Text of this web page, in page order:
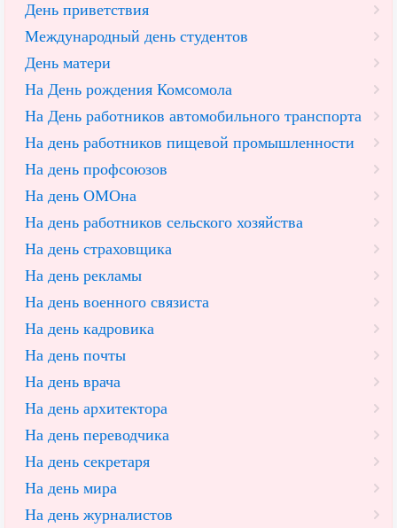
День приветствия
Международный день студентов
День матери
На День рождения Комсомола
На День работников автомобильного транспорта
На день работников пищевой промышленности
На день профсоюзов
На день ОМОна
На день работников сельского хозяйства
На день страховщика
На день рекламы
На день военного связиста
На день кадровика
На день почты
На день врача
На день архитектора
На день переводчика
На день секретаря
На день мира
На день журналистов